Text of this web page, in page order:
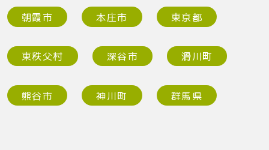
朝霞市 本庄市 東京都
東秩父村 深谷市 滑川町
熊谷市 神川町 群馬県